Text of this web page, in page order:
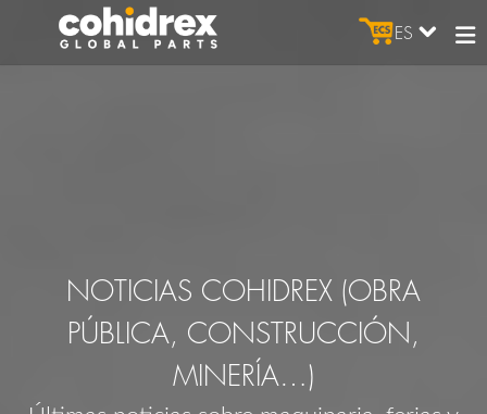
ES
NOTICIAS COHIDREX (OBRA
PÚBLICA, CONSTRUCCIÓN,
MINERÍA…)